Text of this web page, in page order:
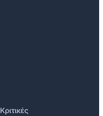
Κριτικές